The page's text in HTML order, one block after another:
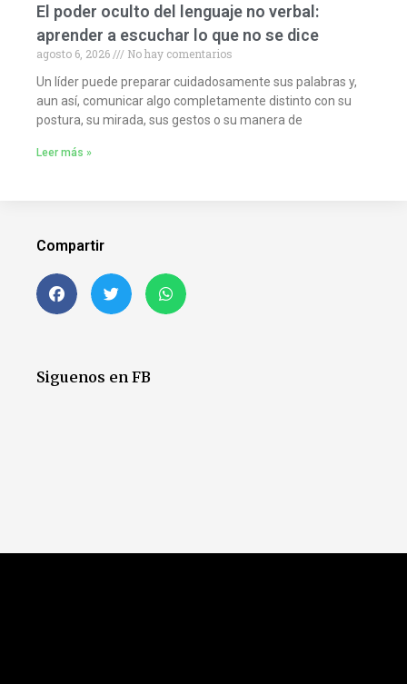
El poder oculto del lenguaje no verbal:
aprender a escuchar lo que no se dice
agosto 6, 2026
No hay comentarios
Un líder puede preparar cuidadosamente sus palabras y,
aun así, comunicar algo completamente distinto con su
postura, su mirada, sus gestos o su manera de
Leer más »
Compartir
Siguenos en FB